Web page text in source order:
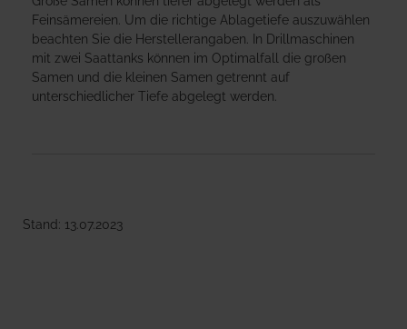
Feinsämereien. Um die richtige Ablagetiefe auszuwählen
beachten Sie die Herstellerangaben. In Drillmaschinen
mit zwei Saattanks können im Optimalfall die großen
Samen und die kleinen Samen getrennt auf
unterschiedlicher Tiefe abgelegt werden.
Stand: 13.07.2023